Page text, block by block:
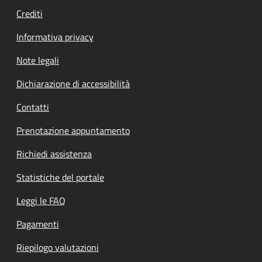
Crediti
Informativa privacy
Note legali
Dichiarazione di accessibilità
Contatti
Prenotazione appuntamento
Richiedi assistenza
Statistiche del portale
Leggi le FAQ
Pagamenti
Riepilogo valutazioni